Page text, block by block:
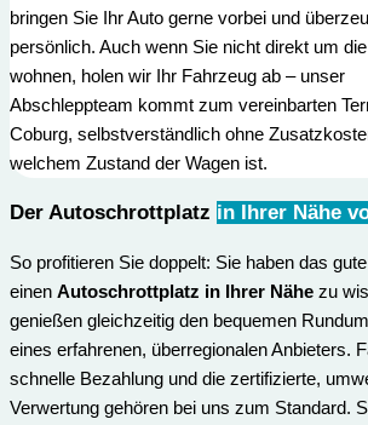
bringen Sie Ihr Auto gerne vorbei und
persönlich. Auch wenn Sie nicht direkt um
wohnen, holen wir Ihr Fahrzeug ab – unser
Abschleppteam kommt zum vereinbarten
Coburg, selbstverständlich ohne
welchem Zustand der Wagen ist.
Der Autoschrottplatz in Ihrer Nähe
So profitieren Sie doppelt: Sie haben das
einen Autoschrottplatz in Ihrer Nähe zu
genießen gleichzeitig den bequemen
eines erfahrenen, überregionalen Anbieters.
schnelle Bezahlung und die zertifizierte,
Verwertung gehören bei uns zum Standard.